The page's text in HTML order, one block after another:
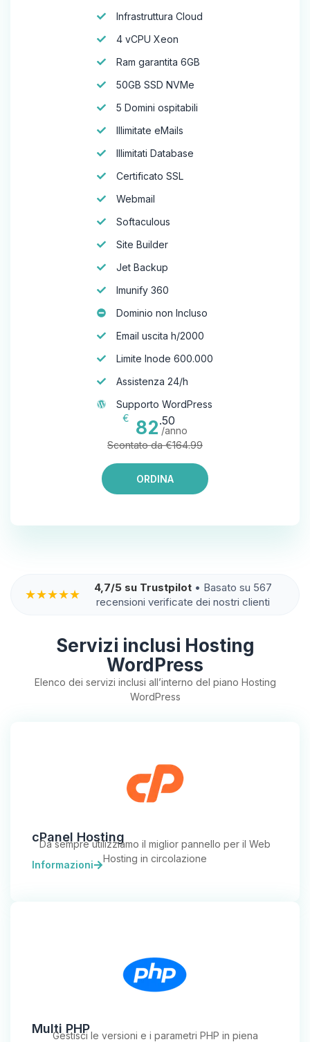
Infrastruttura Cloud
4 vCPU Xeon
Ram garantita 6GB
50GB SSD NVMe
5 Domini ospitabili
Illimitate eMails
Illimitati Database
Certificato SSL
Webmail
Softaculous
Site Builder
Jet Backup
Imunify 360
Dominio non Incluso
Email uscita h/2000
Limite Inode 600.000
Assistenza 24/h
Supporto WordPress
€
82.50
/anno
Scontato da €164.99
ORDINA
★★★★★ 4,7/5 su Trustpilot• Basato su 567
recensioni verificate dei nostri clienti
Servizi inclusi Hosting
WordPress
Elenco dei servizi inclusi all’interno del piano Hosting
WordPress
cPanel Hosting
Da sempre utilizziamo il miglior pannello per il Web
Hosting in circolazione
Informazioni
Multi PHP
Gestisci le versioni e i parametri PHP in piena